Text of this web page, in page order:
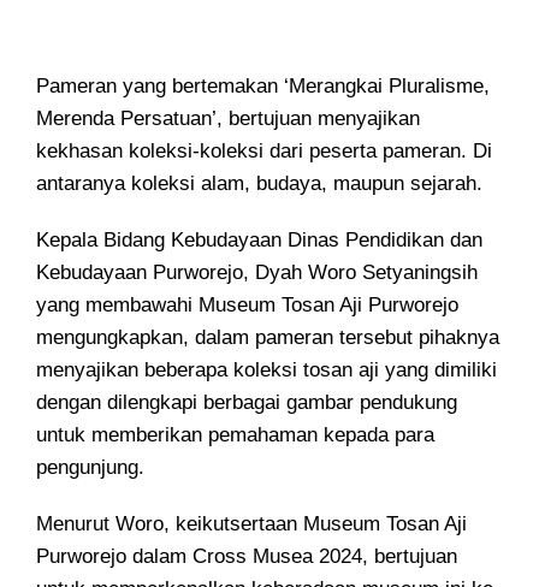
Pameran yang bertemakan ‘Merangkai Pluralisme,
Merenda Persatuan’, bertujuan menyajikan
kekhasan koleksi-koleksi dari peserta pameran. Di
antaranya koleksi alam, budaya, maupun sejarah.
Kepala Bidang Kebudayaan Dinas Pendidikan dan
Kebudayaan Purworejo, Dyah Woro Setyaningsih
yang membawahi Museum Tosan Aji Purworejo
mengungkapkan, dalam pameran tersebut pihaknya
menyajikan beberapa koleksi tosan aji yang dimiliki
dengan dilengkapi berbagai gambar pendukung
untuk memberikan pemahaman kepada para
pengunjung.
Menurut Woro, keikutsertaan Museum Tosan Aji
Purworejo dalam Cross Musea 2024, bertujuan